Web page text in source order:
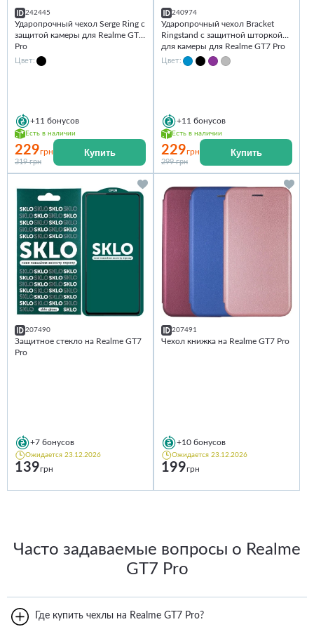
242445
Ударопрочный чехол Serge Ring с
защитой камеры для Realme GT7
Pro
Цвет:
+11 бонусов
Есть в наличии
229грн
319 грн
Купить
240974
Ударопрочный чехол Bracket
Ringstand с защитной шторкой
для камеры для Realme GT7 Pro
Цвет:
+11 бонусов
Есть в наличии
229грн
299 грн
Купить
207490
Защитное стекло на Realme GT7
Pro
+7 бонусов
Ожидается 23.12.2026
139грн
207491
Чехол книжка на Realme GT7 Pro
+10 бонусов
Ожидается 23.12.2026
199грн
Часто задаваемые вопросы о Realme
GT7 Pro
Где купить чехлы на Realme GT7 Pro?